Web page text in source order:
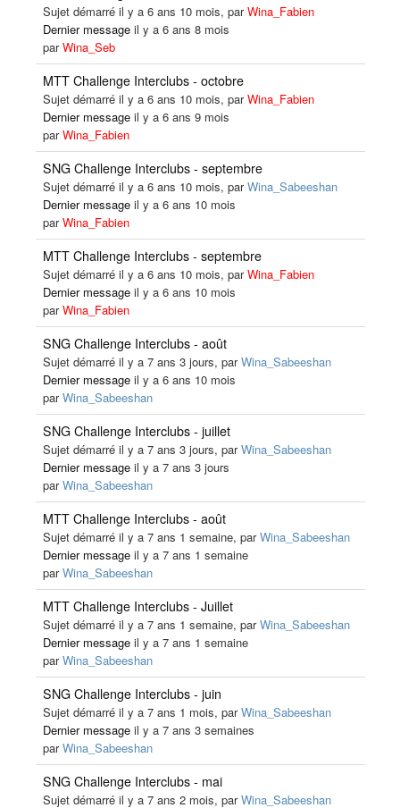
Sujet démarré il y a 6 ans 10 mois, parWina_Fabien
Dernier messageil y a 6 ans 8 mois
parWina_Seb
MTT Challenge Interclubs - octobre
Sujet démarré il y a 6 ans 10 mois, parWina_Fabien
Dernier messageil y a 6 ans 9 mois
parWina_Fabien
SNG Challenge Interclubs - septembre
Sujet démarré il y a 6 ans 10 mois, parWina_Sabeeshan
Dernier messageil y a 6 ans 10 mois
parWina_Fabien
MTT Challenge Interclubs - septembre
Sujet démarré il y a 6 ans 10 mois, parWina_Fabien
Dernier messageil y a 6 ans 10 mois
parWina_Fabien
SNG Challenge Interclubs - août
Sujet démarré il y a 7 ans 3 jours, parWina_Sabeeshan
Dernier messageil y a 6 ans 10 mois
parWina_Sabeeshan
SNG Challenge Interclubs - juillet
Sujet démarré il y a 7 ans 3 jours, parWina_Sabeeshan
Dernier messageil y a 7 ans 3 jours
parWina_Sabeeshan
MTT Challenge Interclubs - août
Sujet démarré il y a 7 ans 1 semaine, parWina_Sabeeshan
Dernier messageil y a 7 ans 1 semaine
parWina_Sabeeshan
MTT Challenge Interclubs - Juillet
Sujet démarré il y a 7 ans 1 semaine, parWina_Sabeeshan
Dernier messageil y a 7 ans 1 semaine
parWina_Sabeeshan
SNG Challenge Interclubs - juin
Sujet démarré il y a 7 ans 1 mois, parWina_Sabeeshan
Dernier messageil y a 7 ans 3 semaines
parWina_Sabeeshan
SNG Challenge Interclubs - mai
Sujet démarré il y a 7 ans 2 mois, parWina_Sabeeshan